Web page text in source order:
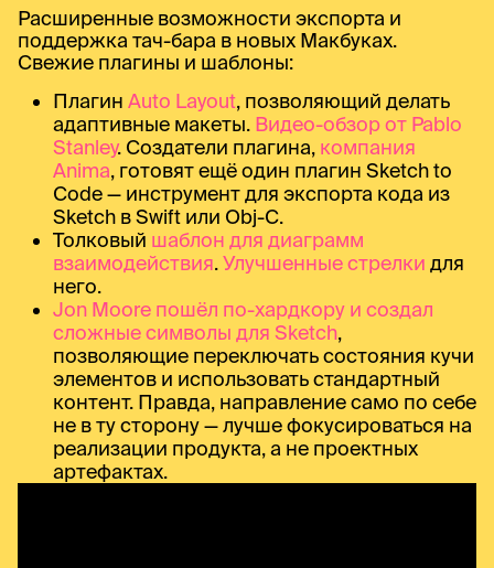
Расширенные возможности экспорта и
поддержка тач-бара в новых Макбуках.
Свежие плагины и шаблоны:
Плагин Auto Layout, позволяющий делать
адаптивные макеты. Видео-обзор от Pablo
Stanley. Создатели плагина, компания
Anima, готовят ещё один плагин Sketch to
Code — инструмент для экспорта кода из
Sketch в Swift или Obj-C.
Толковый шаблон для диаграмм
взаимодействия.Улучшенные стрелки для
него.
Jon Moore пошёл по-хардкору и создал
сложные символы для Sketch,
позволяющие переключать состояния кучи
элементов и использовать стандартный
контент. Правда, направление само по себе
не в ту сторону — лучше фокусироваться на
реализации продукта, а не проектных
артефактах.